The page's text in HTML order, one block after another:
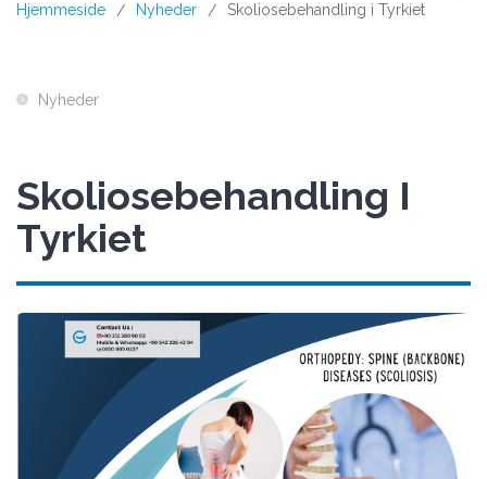
Hjemmeside / Nyheder / Skoliosebehandling i Tyrkiet
Nyheder
Skoliosebehandling I
Tyrkiet